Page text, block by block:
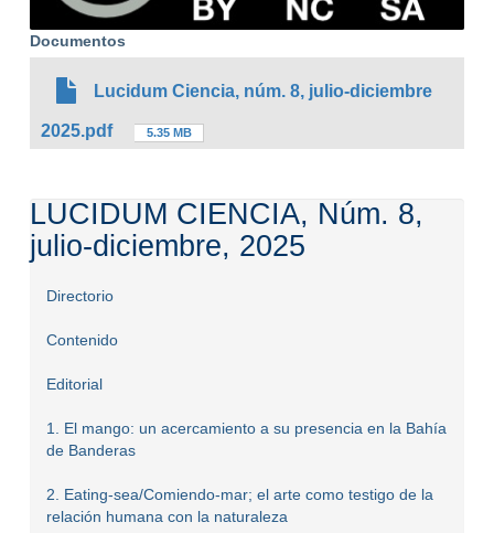
Documentos
Lucidum Ciencia, núm. 8, julio-diciembre
2025.pdf 5.35 MB
LUCIDUM CIENCIA, Núm. 8,
julio-diciembre, 2025
Directorio
Contenido
Editorial
1. El mango: un acercamiento a su presencia en la Bahía
de Banderas
2. Eating-sea/Comiendo-mar; el arte como testigo de la
relación humana con la naturaleza